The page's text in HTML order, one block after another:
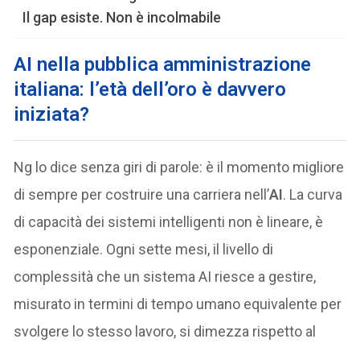
Il gap esiste. Non è incolmabile
AI nella pubblica amministrazione
italiana: l’età dell’oro è davvero
iniziata?
Ng lo dice senza giri di parole: è il momento migliore
di sempre per costruire una carriera nell’AI. La curva
di capacità dei sistemi intelligenti non è lineare, è
esponenziale. Ogni sette mesi, il livello di
complessità che un sistema AI riesce a gestire,
misurato in termini di tempo umano equivalente per
svolgere lo stesso lavoro, si dimezza rispetto al